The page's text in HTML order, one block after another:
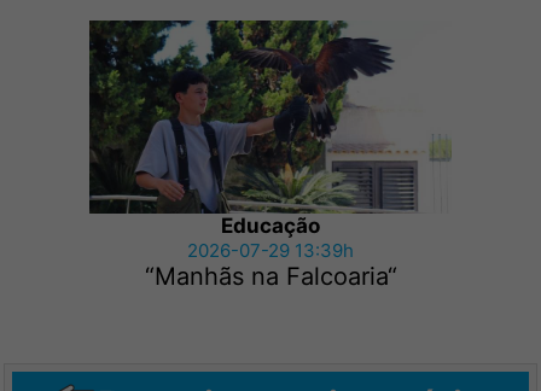
Educação
2026-07-29 13:39h
“Manhãs na Falcoaria“